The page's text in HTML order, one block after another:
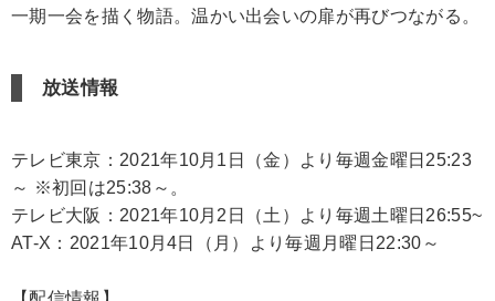
一期一会を描く物語。温かい出会いの扉が再びつながる。
放送情報
テレビ東京：2021年10月1日（金）より毎週金曜日25:23
～ ※初回は25:38～。
テレビ大阪：2021年10月2日（土）より毎週土曜日26:55~
AT-X：2021年10月4日（月）より毎週月曜日22:30～